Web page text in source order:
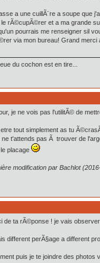
a une cuillÃ¨re a soupe que
rÃ©cupÃ©rer et a ma grande
pourrais me renseigner sil
via mon bureau! Grand merci
du cochon est en tire...
je ne vois pas l'utilitÃ© de
tout simplement as tu
ne t'attends pas Ã trouver de
placage
modification par Bachlot
de ta rÃ©ponse ! je vais
different perÃ§age a different
puis je te joindre des photos